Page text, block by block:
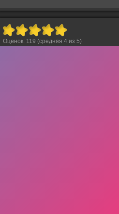
Оценок: 119 (средняя 4из 5)